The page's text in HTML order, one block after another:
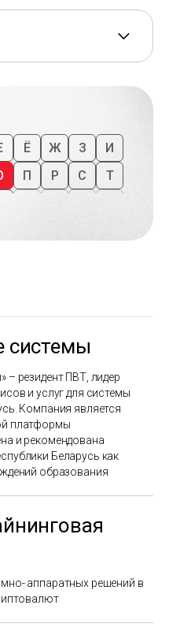
Ё Ж З
И
П Р С
Т
системы
– резидент ПВТ, лидер
и услуг для системы
Компания является
платформы
и рекомендована
Беларусь как
образования
аппаратных решений в